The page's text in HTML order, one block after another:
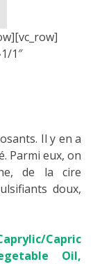
1″
Il y en a
Parmi eux, on
de la cire
doux,
Capric
Oil,